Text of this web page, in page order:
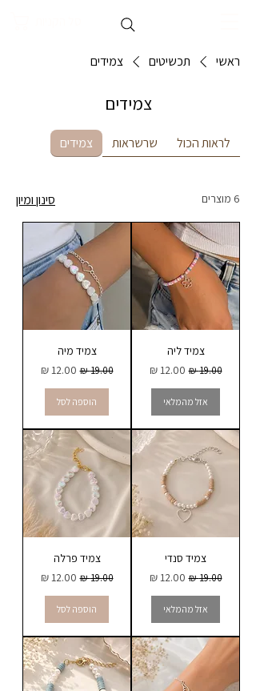
ראשי תכשיטים צמידים
צמידים
לראות הכול שרשראות צמידים
6 מוצרים סינון ומיון
צמיד ליה
מחיר רגיל‏19.00 ‏₪ מחיר מבצע
אזל מהמלאי
צמיד מיה
מחיר רגיל‏19.00 ‏₪ מחיר מבצע
הוספה לסל
צמיד סנדי
מחיר רגיל‏19.00 ‏₪ מחיר מבצע
אזל מהמלאי
צמיד פרלה
מחיר רגיל‏19.00 ‏₪ מחיר מבצע
הוספה לסל